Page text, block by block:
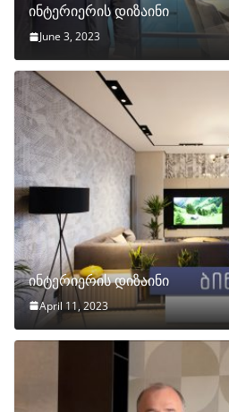
ინტერიერის დიზაინი
June 3, 2023
ინტერიერის დიზაინი
April 11, 2023